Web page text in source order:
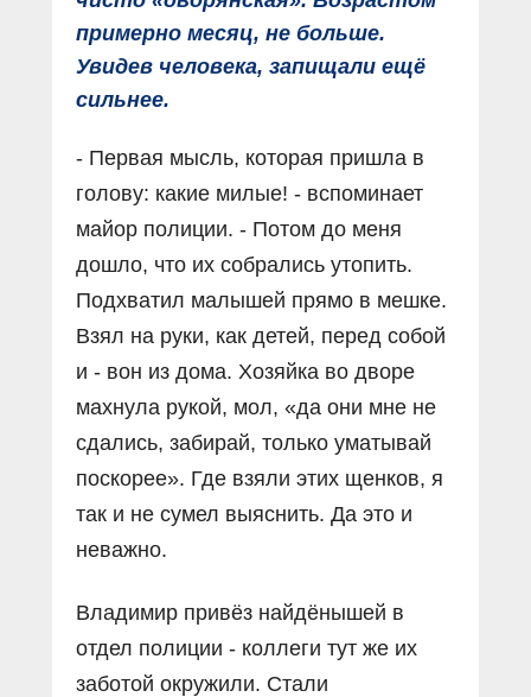
примерно месяц, не больше.
Увидев человека, запищали ещё
сильнее.
- Первая мысль, которая пришла в
голову: какие милые! - вспоминает
майор полиции. - Потом до меня
дошло, что их собрались утопить.
Подхватил малышей прямо в мешке.
Взял на руки, как детей, перед собой
и - вон из дома. Хозяйка во дворе
махнула рукой, мол, «да они мне не
сдались, забирай, только уматывай
поскорее». Где взяли этих щенков, я
так и не сумел выяснить. Да это и
неважно.
Владимир привёз найдёнышей в
отдел полиции - коллеги тут же их
заботой окружили. Стали